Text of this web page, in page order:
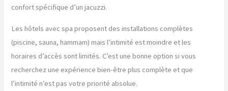
confort spécifique d’un jacuzzi.
Les hôtels avec spa proposent des installations complètes
(piscine, sauna, hammam) mais l’intimité est moindre et les
horaires d’accès sont limités. C’est une bonne option si vous
recherchez une expérience bien-être plus complète et que
l’intimité n’est pas votre priorité absolue.